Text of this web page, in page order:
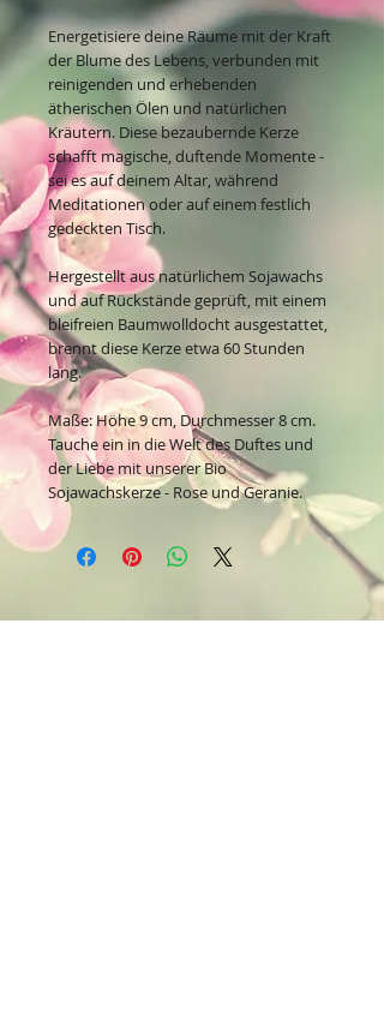
Energetisiere deine Räume mit der Kraft
der Blume des Lebens, verbunden mit
reinigenden und erhebenden
ätherischen Ölen und natürlichen
Kräutern. Diese bezaubernde Kerze
schafft magische, duftende Momente -
sei es auf deinem Altar, während
Meditationen oder auf einem festlich
gedeckten Tisch.
Hergestellt aus natürlichem Sojawachs
und auf Rückstände geprüft, mit einem
bleifreien Baumwolldocht ausgestattet,
brennt diese Kerze etwa 60 Stunden
lang.
Maße: Höhe 9 cm, Durchmesser 8 cm.
Tauche ein in die Welt des Duftes und
der Liebe mit unserer Bio
Sojawachskerze - Rose und Geranie.